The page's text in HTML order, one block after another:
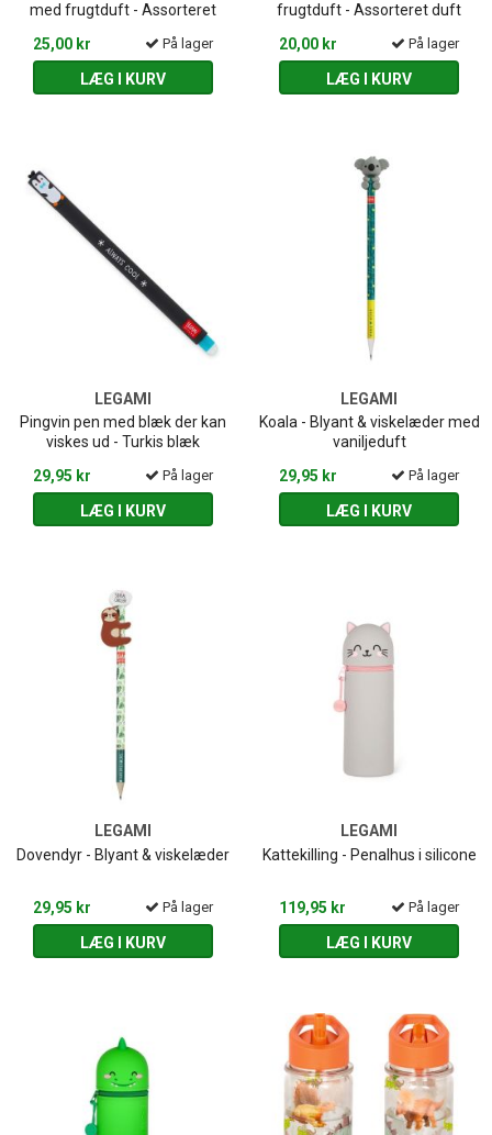
med frugtduft - Assorteret
25,00 kr
På lager
LÆG I KURV
frugtduft - Assorteret duft
20,00 kr
På lager
LÆG I KURV
LEGAMI
Pingvin pen med blæk der kan
viskes ud - Turkis blæk
29,95 kr
På lager
LÆG I KURV
LEGAMI
Koala - Blyant & viskelæder med
vaniljeduft
29,95 kr
På lager
LÆG I KURV
LEGAMI
Dovendyr - Blyant & viskelæder
29,95 kr På lager
LÆG I KURV
LEGAMI
Kattekilling - Penalhus i silicone
119,95 kr På lager
LÆG I KURV